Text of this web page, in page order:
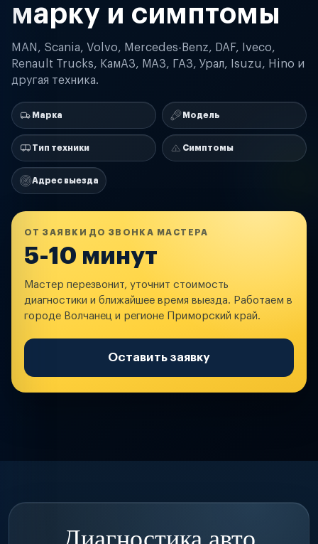
марку и симптомы
MAN, Scania, Volvo, Mercedes-Benz, DAF, Iveco,
Renault Trucks, КамАЗ, МАЗ, ГАЗ, Урал, Isuzu, Hino и
другая техника.
Марка Модель
Тип техники Симптомы
Адрес выезда
ОТ ЗАЯВКИ ДО ЗВОНКА МАСТЕРА
5-10 минут
Мастер перезвонит, уточнит стоимость
диагностики и ближайшее время выезда. Работаем в
городе Волчанец и регионе Приморский край.
Оставить заявку